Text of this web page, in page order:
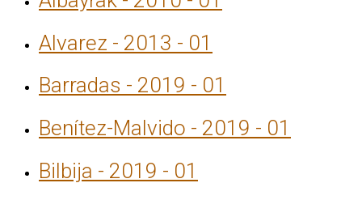
Alvarez - 2013 - 01
Barradas - 2019 - 01
Benítez-Malvido - 2019 - 01
Bilbija - 2019 - 01